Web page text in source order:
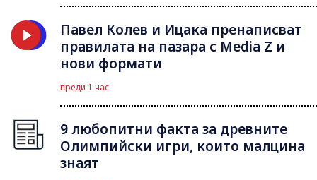
Павел Колев и Ицака пренаписват
правилата на пазара с Media Z и
нови формати
преди 1 час
9 любопитни факта за древните
Олимпийски игри, които малцина
знаят